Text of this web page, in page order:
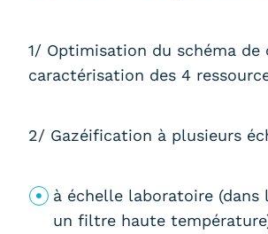
1/ Optimisation du schéma
caractérisation des 4
2/ Gazéification à plusieurs
à échelle laboratoire
un filtre haute